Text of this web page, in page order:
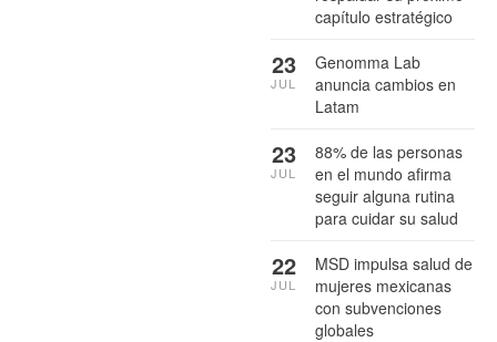
capítulo estratégico
Genomma Lab
anuncia cambios en
Latam
23
JUL
88% de las personas
en el mundo afirma
seguir alguna rutina
para cuidar su salud
23
JUL
MSD impulsa salud de
mujeres mexicanas
con subvenciones
globales
22
JUL